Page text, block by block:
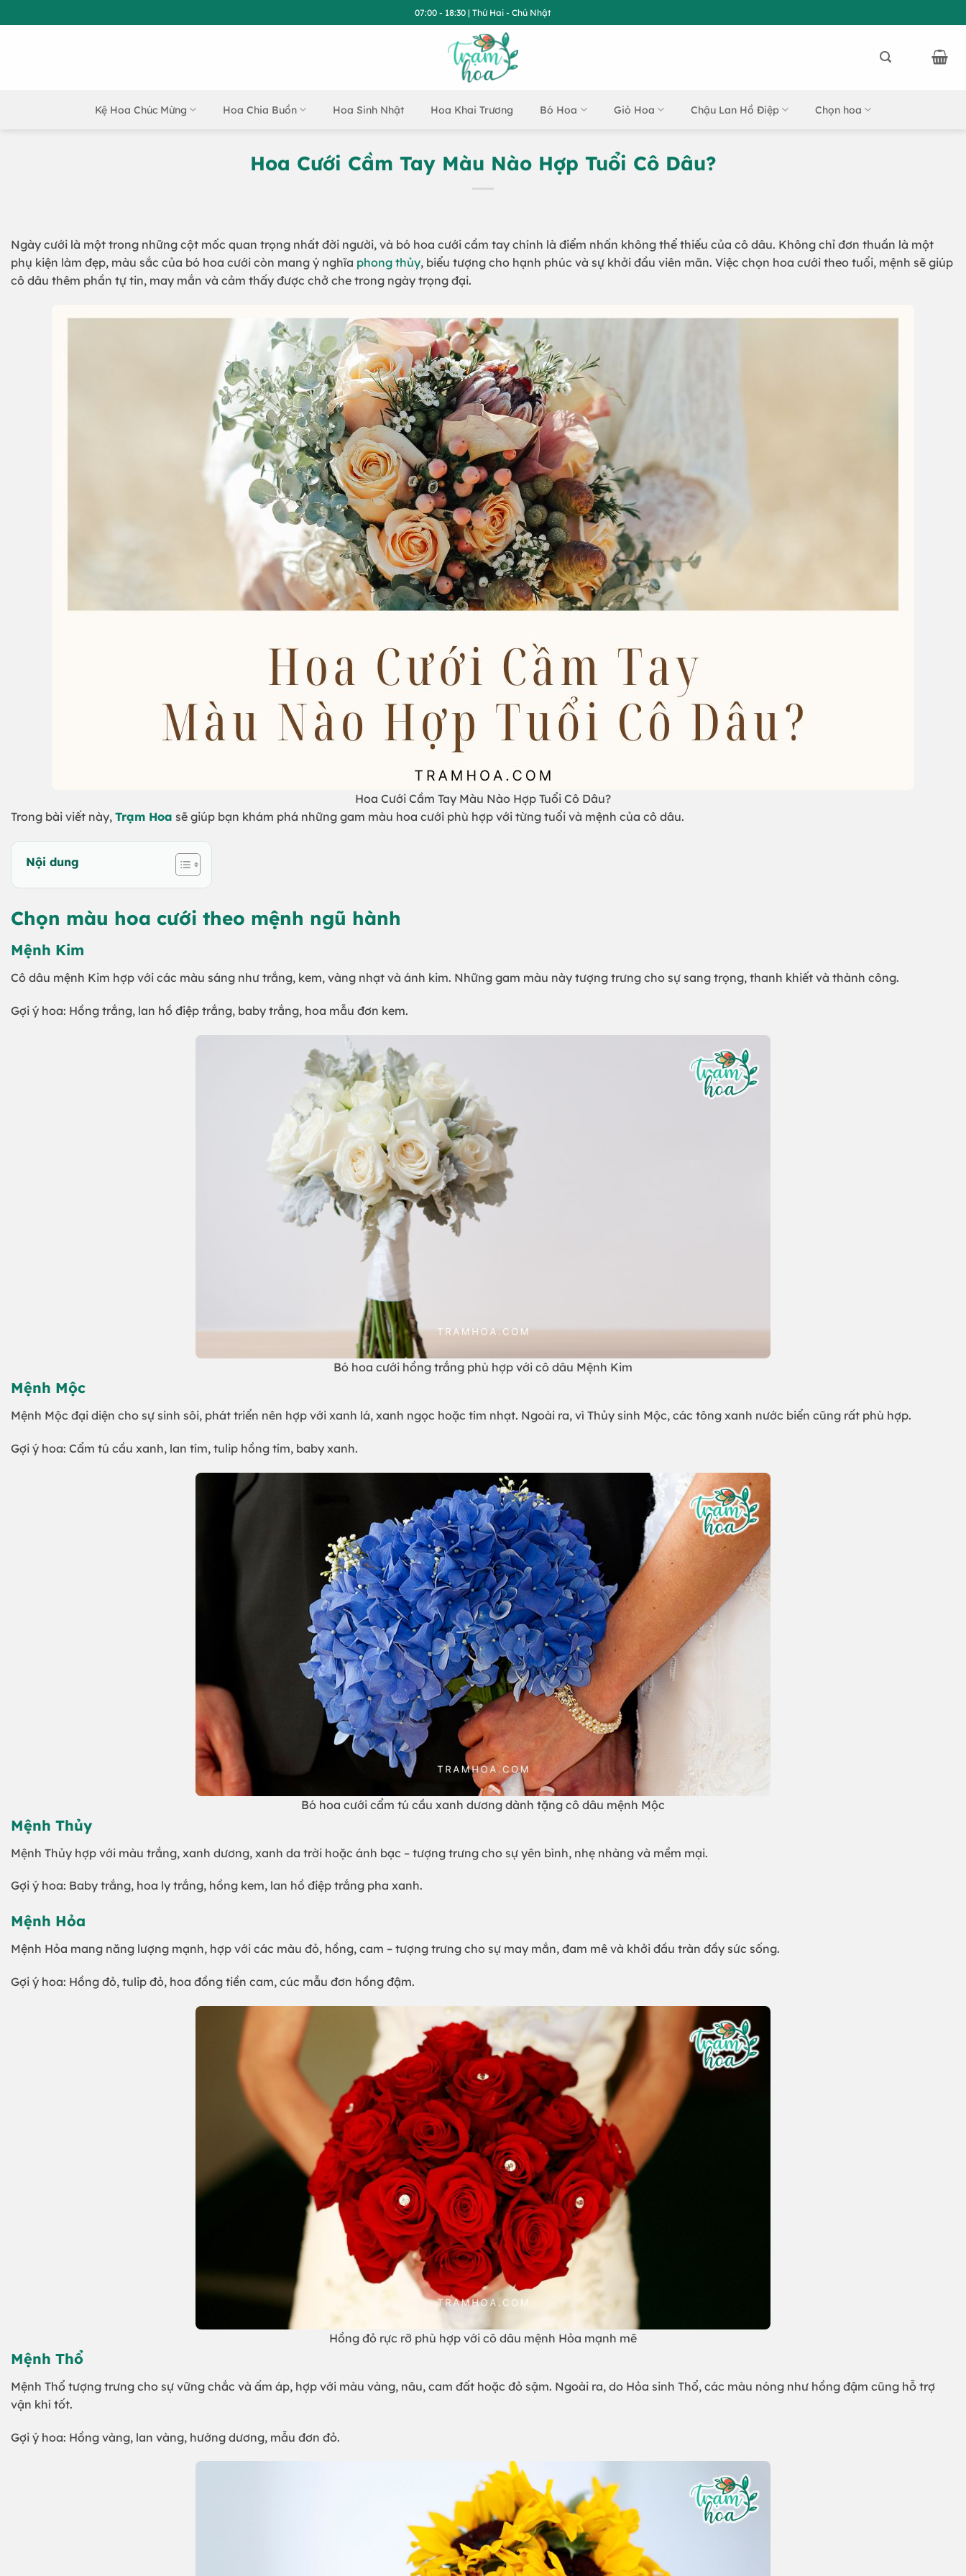
qua
07:00 - 18:30 | Thứ Hai - Chủ Nhật
Kệ Hoa Chúc Mừng Hoa Chia Buồn Hoa Sinh Nhật Hoa Khai Trương Bó Hoa Giỏ Hoa Chậu Lan Hồ Điệp Chọn hoa
Hoa Cưới Cầm Tay Màu Nào Hợp Tuổi Cô Dâu?
Ngày cưới là một trong những cột mốc quan trọng nhất đời người, và bó hoa cưới cầm tay chính là điểm nhấn không thể thiếu của cô dâu. Không chỉ đơn thuần là một
phụ kiện làm đẹp, màu sắc của bó hoa cưới còn mang ý nghĩa phong thủy, biểu tượng cho hạnh phúc và sự khởi đầu viên mãn. Việc chọn hoa cưới theo tuổi, mệnh sẽ giúp
cô dâu thêm phần tự tin, may mắn và cảm thấy được chở che trong ngày trọng đại.
Hoa Cưới Cầm Tay Màu Nào Hợp Tuổi Cô Dâu?
Trong bài viết này, Trạm Hoa sẽ giúp bạn khám phá những gam màu hoa cưới phù hợp với từng tuổi và mệnh của cô dâu.
Nội dung
Chọn màu hoa cưới theo mệnh ngũ hành
Mệnh Kim
Cô dâu mệnh Kim hợp với các màu sáng như trắng, kem, vàng nhạt và ánh kim. Những gam màu này tượng trưng cho sự sang trọng, thanh khiết và thành công.
Gợi ý hoa: Hồng trắng, lan hồ điệp trắng, baby trắng, hoa mẫu đơn kem.
Bó hoa cưới hồng trắng phù hợp với cô dâu Mệnh Kim
Mệnh Mộc
Mệnh Mộc đại diện cho sự sinh sôi, phát triển nên hợp với xanh lá, xanh ngọc hoặc tím nhạt. Ngoài ra, vì Thủy sinh Mộc, các tông xanh nước biển cũng rất phù hợp.
Gợi ý hoa: Cẩm tú cầu xanh, lan tím, tulip hồng tím, baby xanh.
Bó hoa cưới cẩm tú cầu xanh dương dành tặng cô dâu mệnh Mộc
Mệnh Thủy
Mệnh Thủy hợp với màu trắng, xanh dương, xanh da trời hoặc ánh bạc – tượng trưng cho sự yên bình, nhẹ nhàng và mềm mại.
Gợi ý hoa: Baby trắng, hoa ly trắng, hồng kem, lan hồ điệp trắng pha xanh.
Mệnh Hỏa
Mệnh Hỏa mang năng lượng mạnh, hợp với các màu đỏ, hồng, cam – tượng trưng cho sự may mắn, đam mê và khởi đầu tràn đầy sức sống.
Gợi ý hoa: Hồng đỏ, tulip đỏ, hoa đồng tiền cam, cúc mẫu đơn hồng đậm.
Hồng đỏ rực rỡ phù hợp với cô dâu mệnh Hỏa mạnh mẽ
Mệnh Thổ
Mệnh Thổ tượng trưng cho sự vững chắc và ấm áp, hợp với màu vàng, nâu, cam đất hoặc đỏ sậm. Ngoài ra, do Hỏa sinh Thổ, các màu nóng như hồng đậm cũng hỗ trợ
vận khí tốt.
Gợi ý hoa: Hồng vàng, lan vàng, hướng dương, mẫu đơn đỏ.